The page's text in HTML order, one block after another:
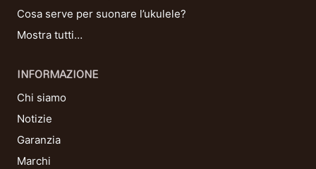
Cosa serve per suonare l’ukulele?
Mostra tutti…
INFORMAZIONE
Chi siamo
Notizie
Garanzia
Marchi